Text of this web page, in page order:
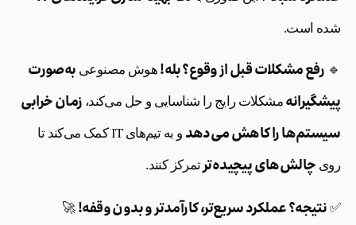
شده است.
🔹 رفع مشکلات قبل از وقوع؟ بله! هوش مصنوعی به‌صورت
پیشگیرانه مشکلات رایج را شناسایی و حل می‌کند، زمان خرابی
سیستم‌ها را کاهش می‌دهد
و به تیم‌های IT کمک می‌کند تا
روی چالش‌های پیچیده‌ترتمرکز کنند.
✅ نتیجه؟ عملکرد سریع‌تر، کارآمدتر و بدون وقفه! 🚀